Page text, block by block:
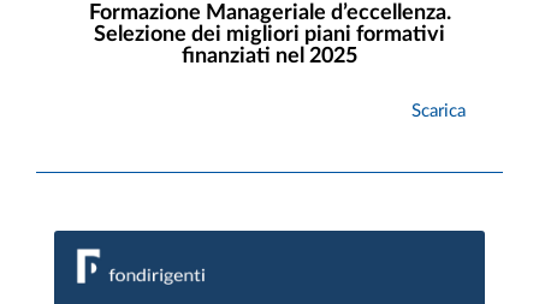
Formazione Manageriale d’eccellenza.
Selezione dei migliori piani formativi
finanziati nel 2025
Scarica